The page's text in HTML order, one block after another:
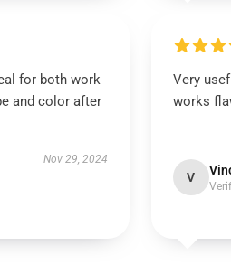
for both work
and color after
Nov 29, 2024
Very
works
V